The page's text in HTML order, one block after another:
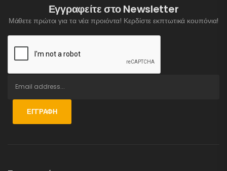
Εγγραφείτε στο Newsletter
Μάθετε πρώτοι για τα νέα προιόντα! Κερδίστε εκπτωτικά κουπόνια!
ΕΓΓΡΑΦΉ